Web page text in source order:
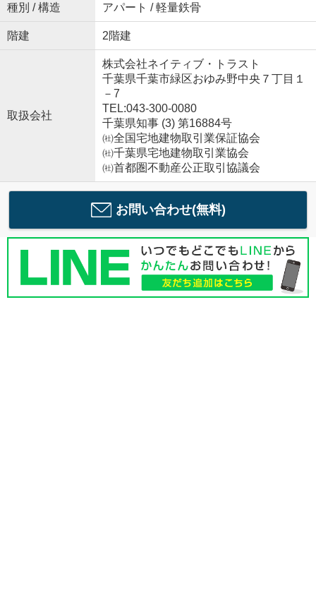
種別 / 構造 アパート / 軽量鉄骨
階建 2階建
取扱会社
株式会社ネイティブ・トラスト
千葉県千葉市緑区おゆみ野中央７丁目１
－7
TEL:043-300-0080
千葉県知事 (3) 第16884号
㈳全国宅地建物取引業保証協会
㈳千葉県宅地建物取引業協会
㈳首都圏不動産公正取引協議会
お問い合わせ(無料)